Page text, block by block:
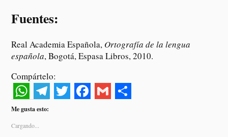
Fuentes:
Real Academia Española, Ortografía de la lengua
española, Bogotá, Espasa Libros, 2010.
Compártelo:
W
h
T
e
Me gusta esto:
Cargando...